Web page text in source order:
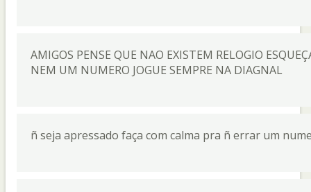
AMIGOS PENSE QUE NAO EXISTEM RELOGIO
NEM UM NUMERO JOGUE SEMPRE NA DIAGNAL
ñ seja apressado faça com calma pra ñ errar um